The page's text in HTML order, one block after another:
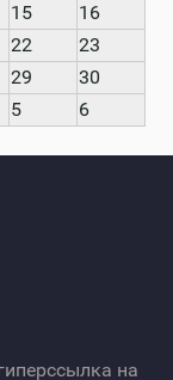
15
16
22
23
29
30
5 6
на